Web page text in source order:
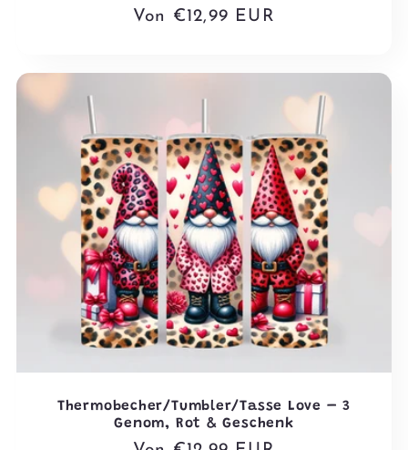
Normaler
Von €12,99 EUR
Thermobecher/Tumbler/Tasse Love – 3
Genom, Rot & Geschenk